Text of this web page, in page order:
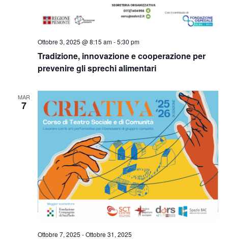
Tradizione, innovazione e cooperazione per
prevenire gli sprechi alimentari
Ottobre 3, 2025 @ 8:15 am-5:30 pm
MAR
7
Ottobre 7, 2025 -Ottobre 31, 2025